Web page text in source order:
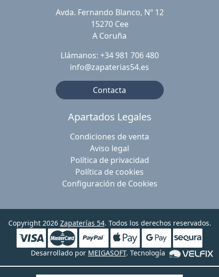
Avda. Fernando Blanco, Nº 12
15270 Cee
A Coruña
Llámanos: +34 981 706 480
info@zapaterias54.es
Contacta
Apartados Legales
Condiciones de venta
Aviso legal
Política de privacidad
Política de cookies
Configuración de Cookies
Copyright 2026 Zapaterías 54. Todos los derechos reservados.
Desarrollado por MEIGASOFT. Tecnología